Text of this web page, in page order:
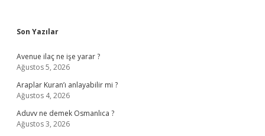
Sidebar
Son Yazılar
Avenue ilaç ne işe yarar ?
Ağustos 5, 2026
Araplar Kuran’ı anlayabilir mi ?
Ağustos 4, 2026
Aduvv ne demek Osmanlıca ?
Ağustos 3, 2026